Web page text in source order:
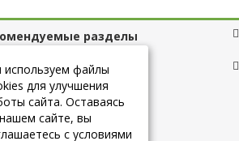
разделы
Полезные ссылки
+7 (925) 084-10-60
файлы
для улучшения
сайта. Оставаясь
сайте, вы
с условиями